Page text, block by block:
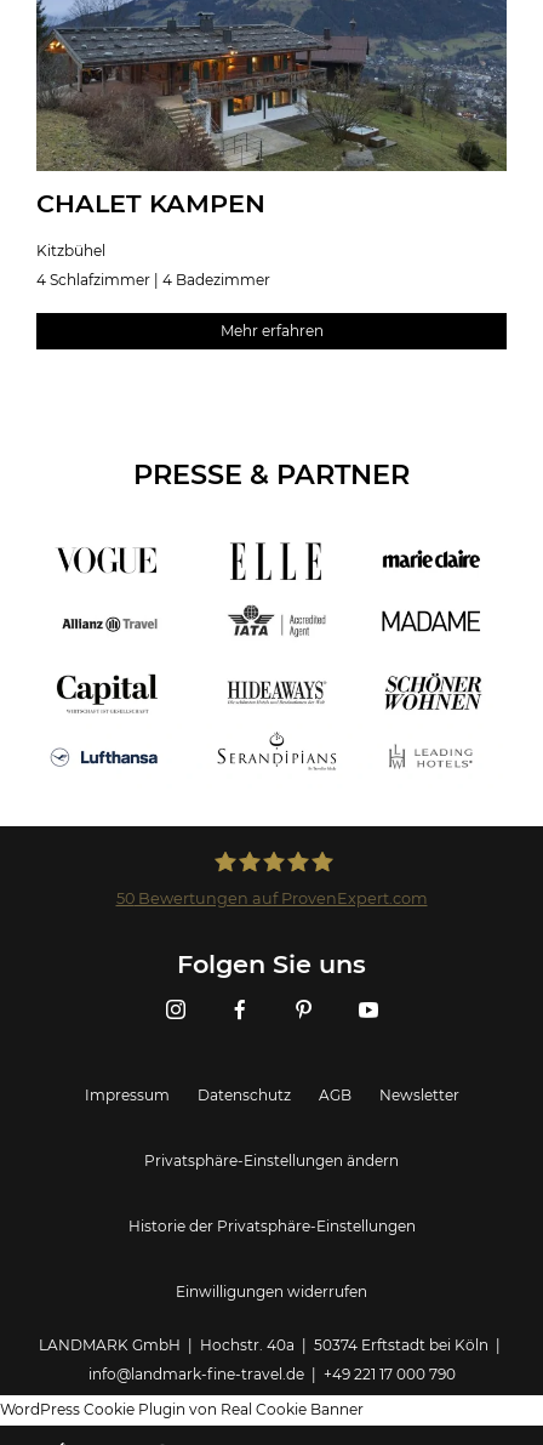
CHALET KAMPEN
Kitzbühel
4 Schlafzimmer | 4 Badezimmer
Mehr erfahren
PRESSE & PARTNER
50Bewertungen auf ProvenExpert.com
Folgen Sie uns
Impressum Datenschutz AGB Newsletter
Privatsphäre-Einstellungen ändern
Historie der Privatsphäre-Einstellungen
Einwilligungen widerrufen
LANDMARK GmbH | Hochstr. 40a | 50374 Erftstadt bei Köln |
info@landmark-fine-travel.de| +49 221 17 000 790
WordPress Cookie Plugin von Real Cookie Banner